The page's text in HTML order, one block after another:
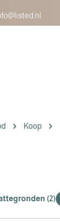
Koop
(2)